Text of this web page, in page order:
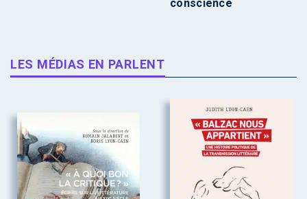
conscience
LES MÉDIAS EN PARLENT